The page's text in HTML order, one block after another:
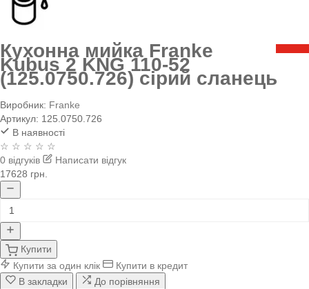
Кухонна мийка Franke
Kubus 2 KNG 110-52
(125.0750.726) сірий сланець
Виробник: Franke
Артикул: 125.0750.726
В наявності
☆ ☆ ☆ ☆ ☆
0 відгуків
Написати відгук
17628 грн.
Купити
Купити за один клік
Купити в кредит
В закладки
До порівняння